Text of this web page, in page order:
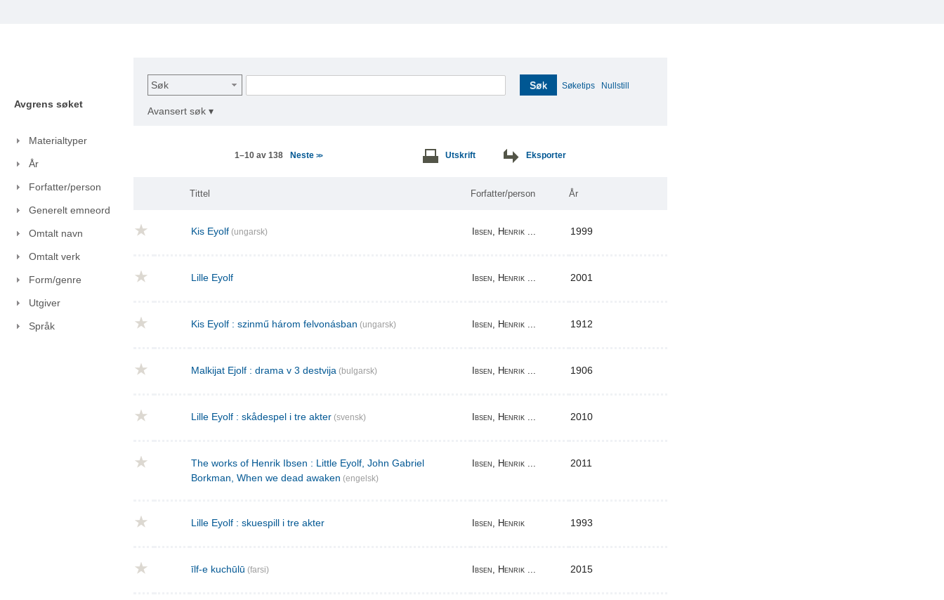
Avgrens søket
Materialtyper
År
Forfatter/person
Generelt emneord
Omtalt navn
Omtalt verk
Form/genre
Utgiver
Språk
Søk Søk Søketips Nullstill
Avansert søk ▾
1–10 av 138 Neste >> Utskrift Eksporter
Tittel Forfatter/person År
Kis Eyolf (ungarsk) Ibsen, Henrik ... 1999
Lille Eyolf Ibsen, Henrik ... 2001
Kis Eyolf : szinmű három felvonásban (ungarsk) Ibsen, Henrik ... 1912
Malkijat Ejolf : drama v 3 destvija (bulgarsk) Ibsen, Henrik ... 1906
Lille Eyolf : skådespel i tre akter (svensk) Ibsen, Henrik ... 2010
The works of Henrik Ibsen : Little Eyolf, John Gabriel
Borkman, When we dead awaken (engelsk)
Ibsen, Henrik ... 2011
Lille Eyolf : skuespill i tre akter Ibsen, Henrik 1993
īlf-e kuchūlū (farsi) Ibsen, Henrik ... 2015